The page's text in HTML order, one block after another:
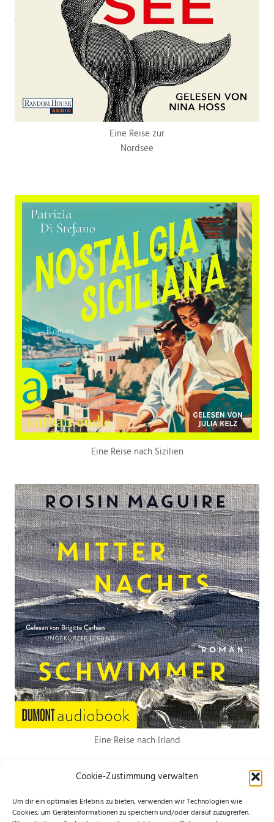
Cookie-Zustimmung verwalten
Um dir ein optimales Erlebnis zu bieten, verwenden wir Technologien wie
Cookies, um Geräteinformationen zu speichern und/oder darauf zuzugreifen.
Eine Reise zur
Nordsee
Eine Reise nach Sizilien
Eine Reise nach Irland